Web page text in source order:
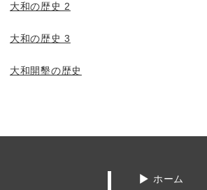
大和の歴史 2
大和の歴史 3
大和開墾の歴史
ホーム